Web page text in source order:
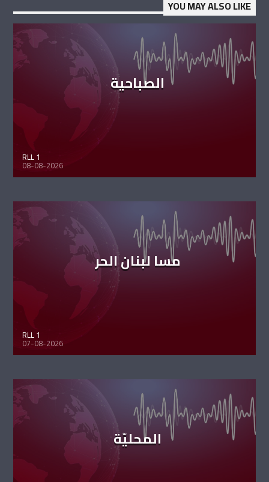
YOU MAY ALSO LIKE
الصباحية
RLL 1
08-08-2026
مسا لبنان الحر
RLL 1
07-08-2026
المحليّة